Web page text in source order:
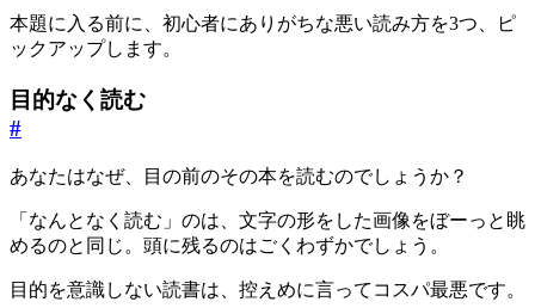
本題に入る前に、初心者にありがちな悪い読み方を3つ、ピ
ックアップします。
目的なく読む
#
あなたはなぜ、目の前のその本を読むのでしょうか？
「なんとなく読む」のは、文字の形をした画像をぼーっと眺
めるのと同じ。頭に残るのはごくわずかでしょう。
目的を意識しない読書は、控えめに言ってコスパ最悪です。